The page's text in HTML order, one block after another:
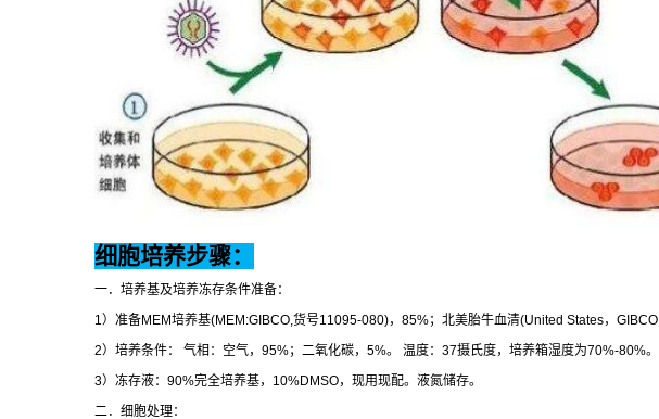
细胞培养步骤：
一．培养基及培养冻存条件准备：
1 ）准备MEM培养基(MEM:GIBCO, 货号11095-080)， 85%；北美胎牛血清(United States， GIBCO
2）培养条件： 气相：空气， 95%；二氧化碳， 5%。 温度： 37摄氏度，培养箱湿度为70%-80%。
3）冻存液： 90%完全培养基， 10%DMSO，现用现配。液氮储存。
二．细胞处理：